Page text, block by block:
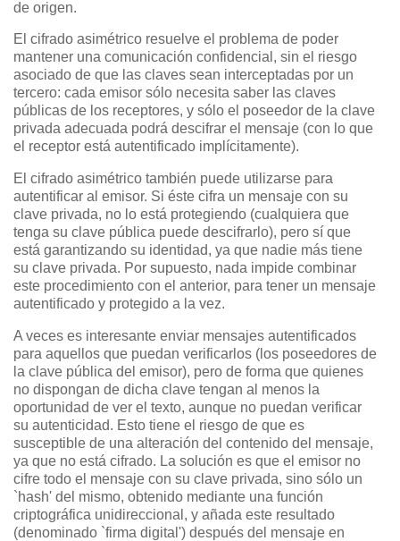
de origen.
El cifrado asimétrico resuelve el problema de poder
mantener una comunicación confidencial, sin el riesgo
asociado de que las claves sean interceptadas por un
tercero: cada emisor sólo necesita saber las claves
públicas de los receptores, y sólo el poseedor de la clave
privada adecuada podrá descifrar el mensaje (con lo que
el receptor está autentificado implícitamente).
El cifrado asimétrico también puede utilizarse para
autentificar al emisor. Si éste cifra un mensaje con su
clave privada, no lo está protegiendo (cualquiera que
tenga su clave pública puede descifrarlo), pero sí que
está garantizando su identidad, ya que nadie más tiene
su clave privada. Por supuesto, nada impide combinar
este procedimiento con el anterior, para tener un mensaje
autentificado y protegido a la vez.
A veces es interesante enviar mensajes autentificados
para aquellos que puedan verificarlos (los poseedores de
la clave pública del emisor), pero de forma que quienes
no dispongan de dicha clave tengan al menos la
oportunidad de ver el texto, aunque no puedan verificar
su autenticidad. Esto tiene el riesgo de que es
susceptible de una alteración del contenido del mensaje,
ya que no está cifrado. La solución es que el emisor no
cifre todo el mensaje con su clave privada, sino sólo un
`hash' del mismo, obtenido mediante una función
criptográfica unidireccional, y añada este resultado
(denominado `firma digital') después del mensaje en